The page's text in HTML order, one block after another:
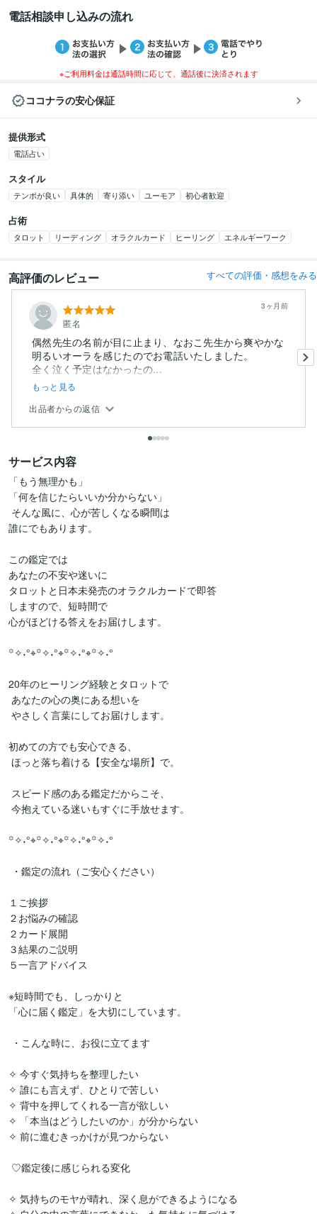
電話相談申し込みの流れ
※ご利用料金は通話時間に応じて、通話後に決済されます
ココナラの安心保証
提供形式
電話占い
スタイル
テンポが良い 具体的 寄り添い ユーモア 初心者歓迎
占術
タロット リーディング オラクルカード ヒーリング エネルギーワーク
高評価のレビュー すべての評価・感想をみる
匿名
3ヶ月前
偶然先生の名前が目に止まり、なおこ先生から爽やかな
明るいオーラを感じたのでお電話いたしました。
全く泣く予定はなかったの...
もっと見る
出品者からの返信
サービス内容
「もう無理かも」
「何を信じたらいいか分からない」
誰にでもあります。
この鑑定では
あなたの不安や迷いに
タロットと日本未発売のオラクルカードで即答
しますので、短時間で
心がほどける答えをお届けします。
꙳✧˖°⌖꙳✧˖°⌖꙳✧˖°⌖꙳✧˖°
20年のヒーリング経験とタロットで
初めての方でも安心できる、
꙳✧˖°⌖꙳✧˖°⌖꙳✧˖°⌖꙳✧˖°
１ご挨拶
２お悩みの確認
２カード展開
３結果のご説明
５一言アドバイス
※短時間でも、しっかりと
「心に届く鑑定」を大切にしています。
✧ 今すぐ気持ちを整理したい
✧ 誰にも言えず、ひとりで苦しい
✧ 背中を押してくれる一言が欲しい
✧ 「本当はどうしたいのか」が分からない
✧ 前に進むきっかけが見つからない
✧ 気持ちのモヤが晴れ、深く息ができるようになる